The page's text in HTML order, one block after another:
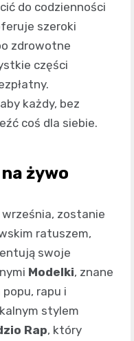
do codzienności
szeroki
zdrowotne
części
każdy, bez
coś dla siebie.
żywo
zostanie
ratuszem,
swoje
Modelki, znane
rapu i
stylem
Rap, który